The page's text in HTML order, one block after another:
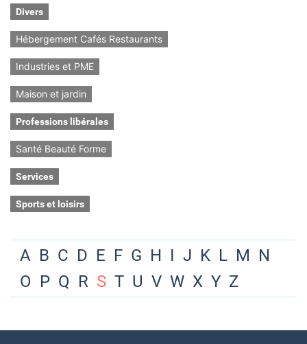
Divers
Hébergement Cafés Restaurants
Industries et PME
Maison et jardin
Professions libérales
Santé Beauté Forme
Services
Sports et loisirs
A B C D E F G H I J K L M N
O P Q R S T U V W X Y Z